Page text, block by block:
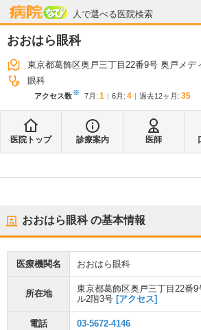
人で選べる医院検索
病院なび
おおはら眼科
東京都葛飾区奥戸三丁目22番9号 奥戸メデ
眼科
アクセス数※ 7月 : 1 6月 : 4 過去12ヶ月: 35
医院トップ 診療案内 医師
おおはら眼科の基本情報
医療機関名 おおはら眼科
所在地
東京都葛飾区奥戸三丁目22番
ル2階3号 [アクセス]
電話 03-5672-4146